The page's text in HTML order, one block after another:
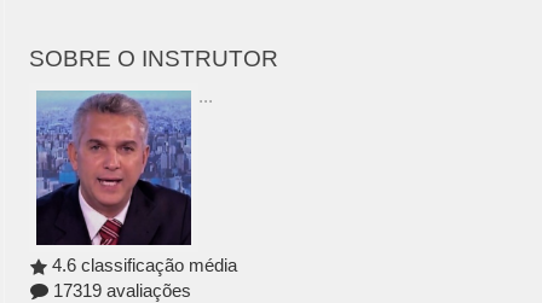
SOBRE O INSTRUTOR
...
4.6 classificação média
17319 avaliações